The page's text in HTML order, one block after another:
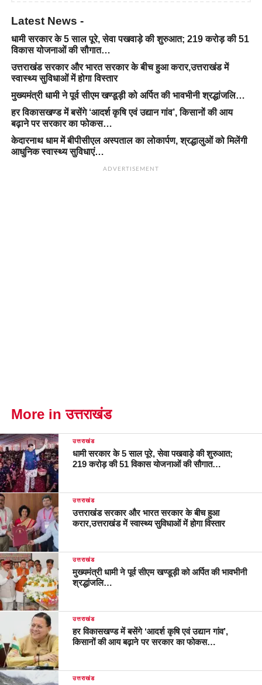
Latest News -
धामी सरकार के 5 साल पूरे, सेवा पखवाड़े की शुरुआत; 219 करोड़ की 51
विकास योजनाओं की सौगात…
उत्तराखंड सरकार और भारत सरकार के बीच हुआ करार,उत्तराखंड में
स्वास्थ्य सुविधाओं में होगा विस्तार
मुख्यमंत्री धामी ने पूर्व सीएम खण्डूड़ी को अर्पित की भावभीनी श्रद्धांजलि…
हर विकासखण्ड में बसेंगे ‘आदर्श कृषि एवं उद्यान गांव’, किसानों की आय
बढ़ाने पर सरकार का फोकस…
केदारनाथ धाम में बीपीसीएल अस्पताल का लोकार्पण, श्रद्धालुओं को मिलेंगी
आधुनिक स्वास्थ्य सुविधाएं…
ADVERTISEMENT
More in उत्तराखंड
उत्तराखंड
धामी सरकार के 5 साल पूरे, सेवा पखवाड़े की शुरुआत;
219 करोड़ की 51 विकास योजनाओं की सौगात…
उत्तराखंड
उत्तराखंड सरकार और भारत सरकार के बीच हुआ
करार,उत्तराखंड में स्वास्थ्य सुविधाओं में होगा विस्तार
उत्तराखंड
मुख्यमंत्री धामी ने पूर्व सीएम खण्डूड़ी को अर्पित की भावभीनी
श्रद्धांजलि…
उत्तराखंड
हर विकासखण्ड में बसेंगे ‘आदर्श कृषि एवं उद्यान गांव’,
किसानों की आय बढ़ाने पर सरकार का फोकस…
उत्तराखंड